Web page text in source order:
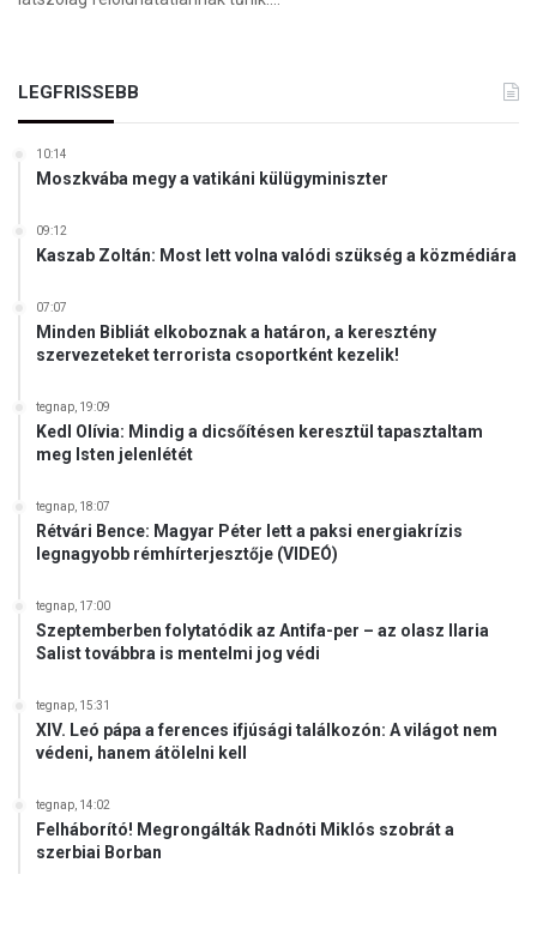
LEGFRISSEBB
10:14
Moszkvába megy a vatikáni külügyminiszter
09:12
Kaszab Zoltán: Most lett volna valódi szükség a közmédiára
07:07
Minden Bibliát elkoboznak a határon, a keresztény
szervezeteket terrorista csoportként kezelik!
tegnap, 19:09
Kedl Olívia: Mindig a dicsőítésen keresztül tapasztaltam
meg Isten jelenlétét
tegnap, 18:07
Rétvári Bence: Magyar Péter lett a paksi energiakrízis
legnagyobb rémhírterjesztője (VIDEÓ)
tegnap, 17:00
Szeptemberben folytatódik az Antifa-per – az olasz Ilaria
Salist továbbra is mentelmi jog védi
tegnap, 15:31
XIV. Leó pápa a ferences ifjúsági találkozón: A világot nem
védeni, hanem átölelni kell
tegnap, 14:02
Felháborító! Megrongálták Radnóti Miklós szobrát a
szerbiai Borban